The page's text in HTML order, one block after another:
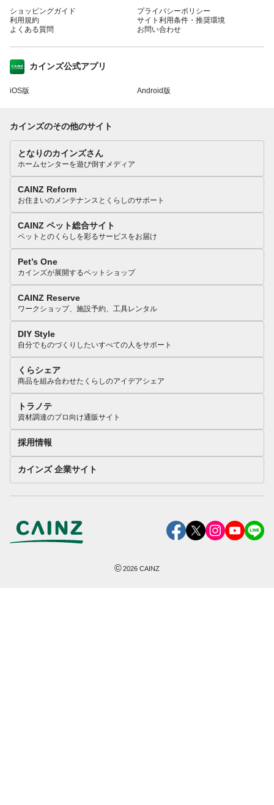
ショッピングガイド
利用規約
よくある質問
プライバシーポリシー
サイト利用条件・推奨環境
お問い合わせ
カインズ公式アプリ
iOS版 Android版
カインズのその他のサイト
となりのカインズさん
ホームセンターを遊び倒すメディア
CAINZ Reform
お住まいのメンテナンスとくらしのサポート
CAINZ ペット総合サイト
ペットとのくらしを彩るサービスをお届け
Pet’s One
カインズが展開するペットショップ
CAINZ Reserve
ワークショップ、施設予約、工具レンタル
DIY Style
自分でものづくりしたいすべての人をサポート
くらシェア
商品を組み合わせたくらしのアイデアシェア
トラノテ
資材調達のプロ向け通販サイト
採用情報
カインズ 企業サイト
©2026 CAINZ